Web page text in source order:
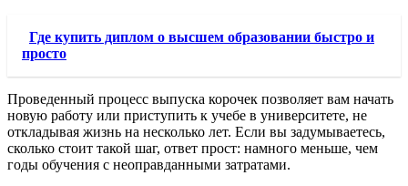
Где купить диплом о высшем образовании быстро и
просто
Проведенный процесс выпуска корочек позволяет вам начать
новую работу или приступить к учебе в университете, не
откладывая жизнь на несколько лет. Если вы задумываетесь,
сколько стоит такой шаг, ответ прост: намного меньше, чем
годы обучения с неоправданными затратами.